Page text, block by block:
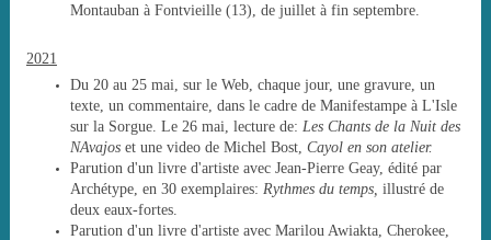
Montauban à Fontvieille (13), de juillet à fin septembre.
2021
Du 20 au 25 mai, sur le Web, chaque jour, une gravure, un
texte, un commentaire, dans le cadre de Manifestampe à L'Isle
sur la Sorgue. Le 26 mai, lecture de: Les Chants de la Nuit des
NAvajoset une video de Michel Bost, Cayol en son atelier.
Parution d'un livre d'artiste avec Jean-Pierre Geay, édité par
Archétype, en 30 exemplaires: Rythmes du temps, illustré de
deux eaux-fortes.
Parution d'un livre d'artiste avec Marilou Awiakta, Cherokee,